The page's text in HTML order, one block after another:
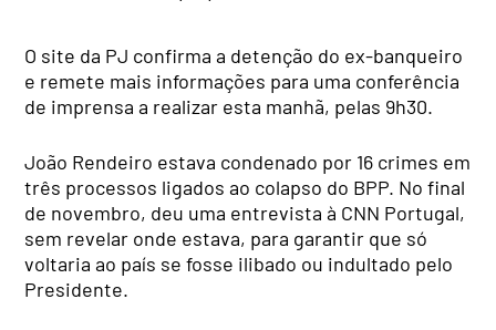
O site da PJ confirma a detenção do ex-banqueiro
e remete mais informações para uma conferência
de imprensa a realizar esta manhã, pelas 9h30.
João Rendeiro estava condenado por 16 crimes em
três processos ligados ao colapso do BPP. No final
de novembro, deu uma entrevista à CNN Portugal,
sem revelar onde estava, para garantir que só
voltaria ao país se fosse ilibado ou indultado pelo
Presidente.